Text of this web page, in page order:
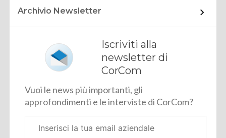
Archivio Newsletter
Iscriviti alla
newsletter di
CorCom
Vuoi le news più importanti, gli
approfondimenti e le interviste di CorCom?
aziendale